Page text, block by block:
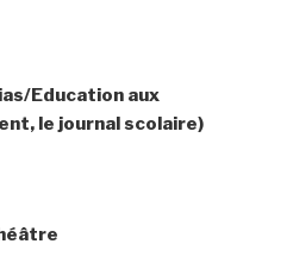
Education aux
le journal scolaire)